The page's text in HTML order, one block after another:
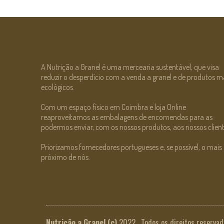
A Nutrição a Granel é uma mercearia sustentável, que visa
reduzir o desperdício com a venda a granel e de produtos
ecológicos.
Com um espaço físico em Coimbra e loja Online
reaproveitamos as embalagens de encomendas para as
podermos enviar, com os nossos produtos, aos nossos
Priorizamos fornecedores portugueses e, se possível, o mais
próximo de nós.